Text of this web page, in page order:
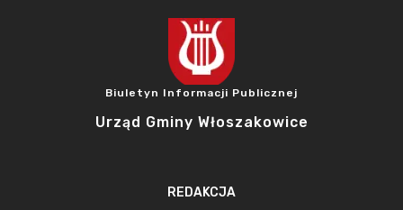
Biuletyn Informacji Publicznej
Urząd Gminy Włoszakowice
REDAKCJA